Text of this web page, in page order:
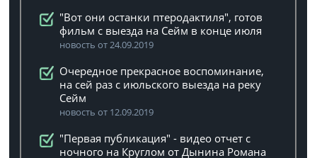
"Вот они останки птеродактиля", готов
фильм с выезда на Сейм в конце июля
новость от 24.09.2019
Очередное прекрасное воспоминание,
на сей раз с июльского выезда на реку
Сейм
новость от 12.09.2019
"Первая публикация" - видео отчет с
ночного на Круглом от Дынина Романа